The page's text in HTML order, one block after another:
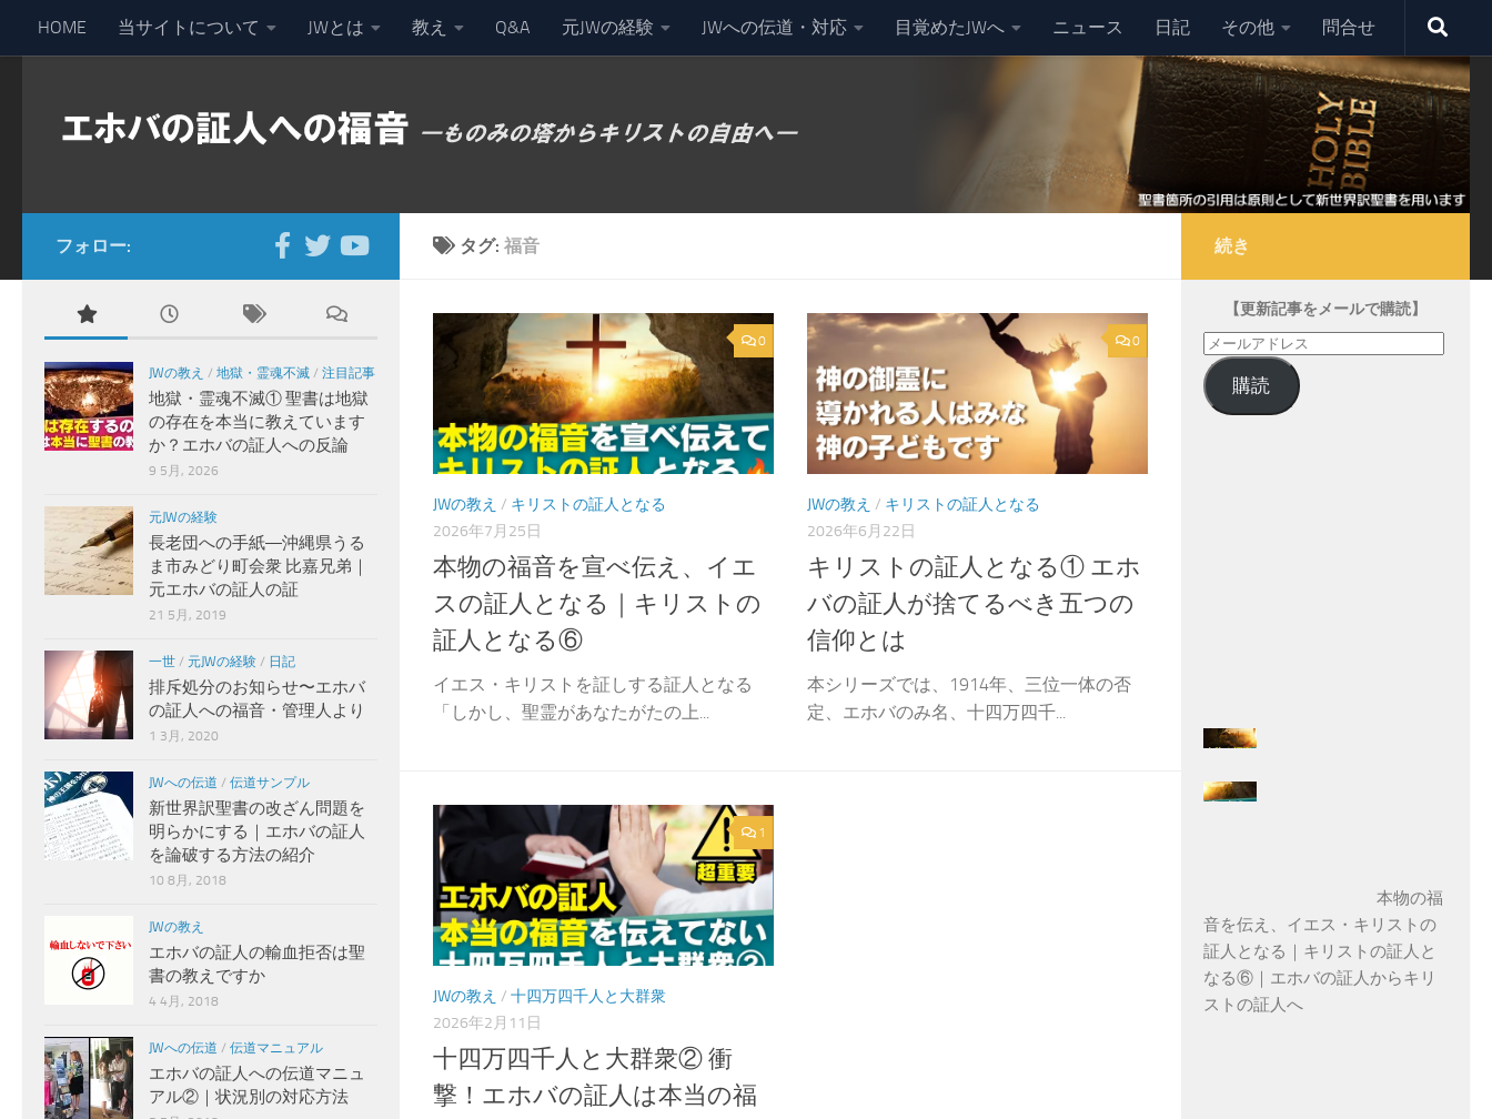
コンテンツへスキップ
HOME 当サイトについて JWとは 教え Q&A 元JWの経験 JWへの伝道・対応 目覚めたJWへ ニュース 日記 その他 問合せ
タグ: 福音
0
JWの教え / キリストの証人となる
2026年7月25日
本物の福音を宣べ伝え、イエ
スの証人となる｜キリストの
証人となる⑥
イエス・キリストを証しする証人となる
「しかし、聖霊があなたがたの上...
0
JWの教え / キリストの証人となる
2026年6月22日
キリストの証人となる① エホ
バの証人が捨てるべき五つの
信仰とは
本シリーズでは、1914年、三位一体の否
定、エホバのみ名、十四万四千...
1
JWの教え / 十四万四千人と大群衆
2026年2月11日
十四万四千人と大群衆② 衝
撃！エホバの証人は本当の福
フォロー:
JWの教え / 地獄・霊魂不滅 / 注目記事
地獄・霊魂不滅① 聖書は地獄
の存在を本当に教えています
か？エホバの証人への反論
9 5月, 2026
元JWの経験
長老団への手紙―沖縄県うる
ま市みどり町会衆 比嘉兄弟｜
元エホバの証人の証
21 5月, 2019
一世 / 元JWの経験 / 日記
排斥処分のお知らせ〜エホバ
の証人への福音・管理人より
1 3月, 2020
JWへの伝道 / 伝道サンプル
新世界訳聖書の改ざん問題を
明らかにする｜エホバの証人
を論破する方法の紹介
10 8月, 2018
JWの教え
エホバの証人の輸血拒否は聖
書の教えですか
4 4月, 2018
JWへの伝道 / 伝道マニュアル
エホバの証人への伝道マニュ
アル②｜状況別の対応方法
続き
【更新記事をメールで購読】
メ
ー
ル
購読
本物の福
音を伝え、イエス・キリストの
証人となる｜キリストの証人と
なる⑥｜エホバの証人からキリ
ストの証人へ